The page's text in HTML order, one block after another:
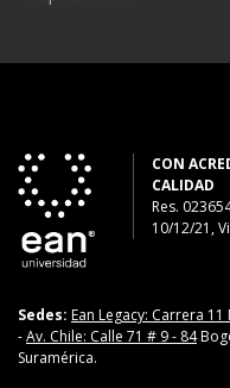
CON
CALIDAD
Res.
10/12/21,
Sedes: Ean Legacy: Carrera 11
-Av. Chile: Calle 71 # 9 - 84
Suramérica.